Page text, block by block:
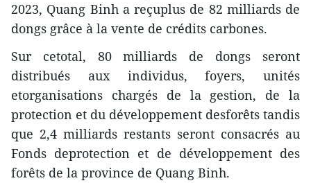
2023, Quang Binh a reçuplus de 82 milliards de
dongs grâce à la vente de crédits carbones.
Sur cetotal, 80 milliards de dongs seront
distribués aux individus, foyers, unités
etorganisations chargés de la gestion, de la
protection et du développement desforêts tandis
que 2,4 milliards restants seront consacrés au
Fonds deprotection et de développement des
forêts de la province de Quang Binh.